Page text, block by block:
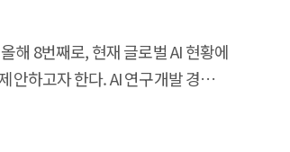
Physical AI, ultimately deriving
such as AI foundation models
control systems with actuators
and implementation
each tailored to specific
해 8번째로, 현재 글로벌 AI 현황에
하고자 한다. AI 연구개발 경쟁은
하기 위한 새로운 벤치마크들이
으며, AI의 활용이 확산됨에 따라